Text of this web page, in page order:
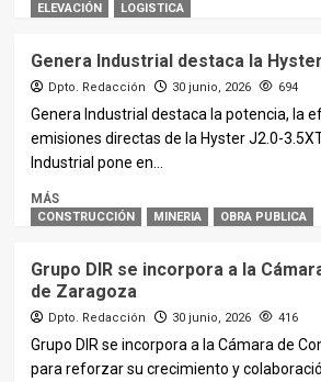
ELEVACIÓN LOGISTICA
Genera Industrial destaca la
Dpto. Redacción 30 junio, 2026 694
Genera Industrial destaca la potencia, la
emisiones directas de la Hyster J2.0-
Industrial pone en...
MÁS
CONSTRUCCIÓN MINERIA OBRA PUBLICA
Grupo DIR se incorpora a la
de Zaragoza
Dpto. Redacción 30 junio, 2026 416
Grupo DIR se incorpora a la Cámara de
para reforzar su crecimiento y